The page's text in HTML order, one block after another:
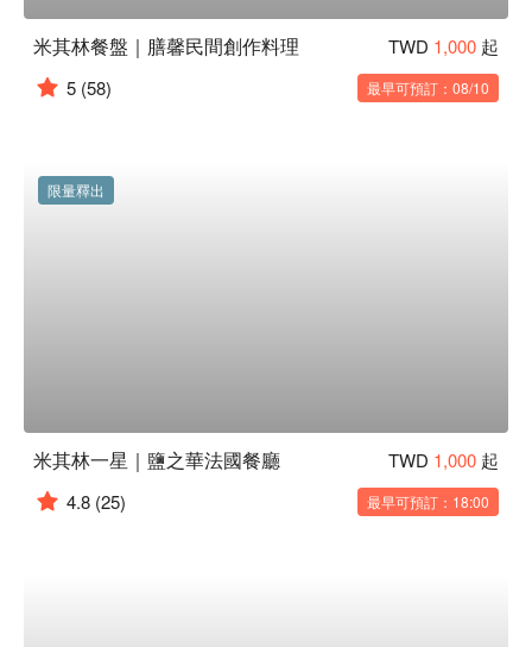
米其林餐盤｜膳馨民間創作料理 TWD 1,000 起
5 (58) 最早可預訂：08/10
限量釋出
米其林一星｜鹽之華法國餐廳 TWD 1,000 起
4.8 (25) 最早可預訂：18:00